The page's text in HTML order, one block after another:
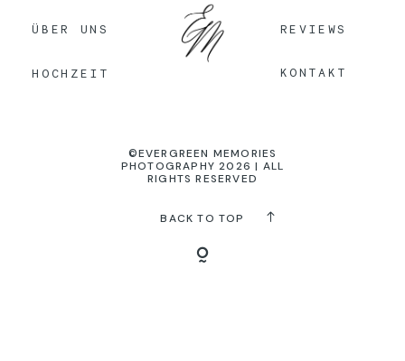
ÜBER UNS
HOCHZEIT
REVIEWS
KONTAKT
©EVERGREEN MEMORIES
PHOTOGRAPHY 2026 | ALL
RIGHTS RESERVED
BACK TO TOP
KONTAKT